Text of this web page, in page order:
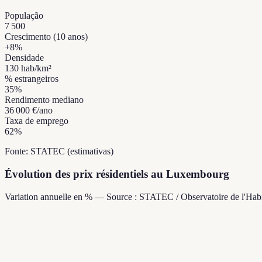
População
7 500
Crescimento (10 anos)
+8%
Densidade
130 hab/km²
% estrangeiros
35%
Rendimento mediano
36 000 €/ano
Taxa de emprego
62%
Fonte: STATEC (estimativas)
Évolution des prix résidentiels au Luxembourg
Variation annuelle en % — Source : STATEC / Observatoire de